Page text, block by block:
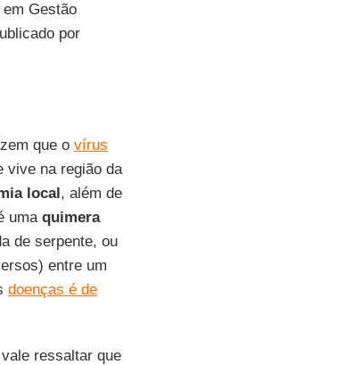
Gestão
por
que o vírus
na região da
local, além de
uma quimera
de serpente, ou
entre um
doenças é de
ressaltar que